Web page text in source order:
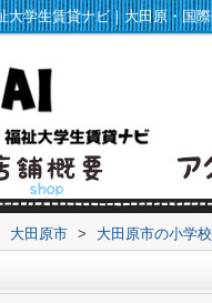
大田原市 > 大田原市の小学校